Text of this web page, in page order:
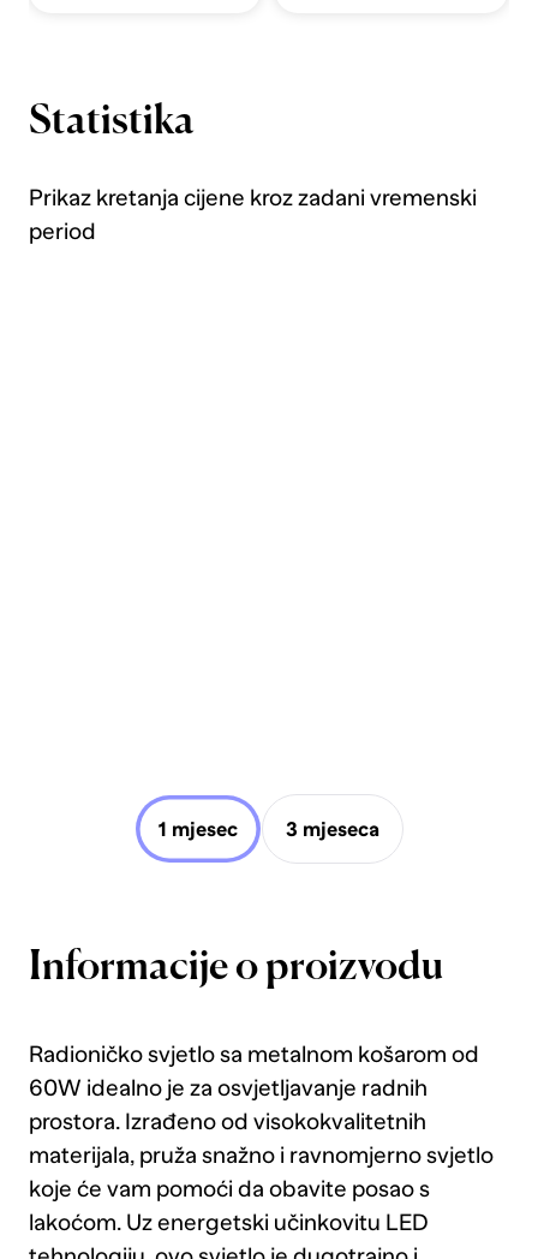
Statistika
Prikaz kretanja cijene kroz zadani vremenski
period
1 mjesec 3 mjeseca
Informacije o proizvodu
Radioničko svjetlo sa metalnom košarom od
60W idealno je za osvjetljavanje radnih
prostora. Izrađeno od visokokvalitetnih
materijala, pruža snažno i ravnomjerno svjetlo
koje će vam pomoći da obavite posao s
lakoćom. Uz energetski učinkovitu LED